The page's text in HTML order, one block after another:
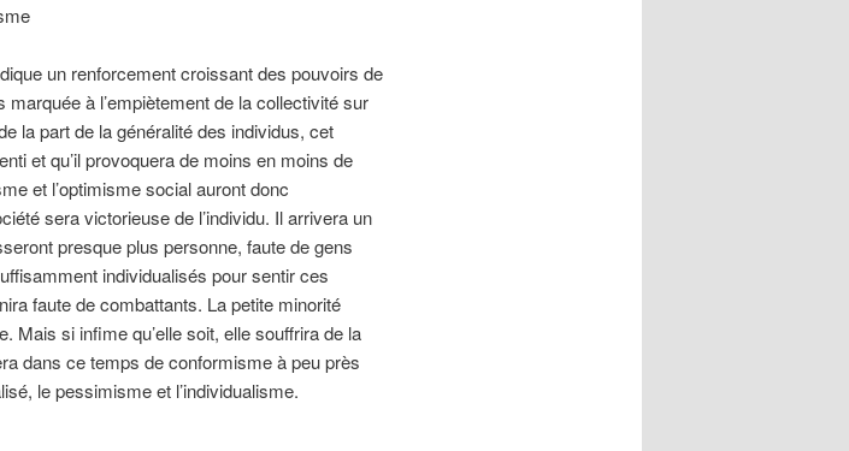
un renforcement croissant des pouvoirs de
à l’empiètement de la collectivité sur
la part de la généralité des individus, cet
et qu’il provoquera de moins en moins de
et l’optimisme social auront donc
sera victorieuse de l’individu. Il arrivera un
presque plus personne, faute de gens
individualisés pour sentir ces
faute de combattants. La petite minorité
Mais si infime qu’elle soit, elle souffrira de la
dans ce temps de conformisme à peu près
le pessimisme et l’individualisme.